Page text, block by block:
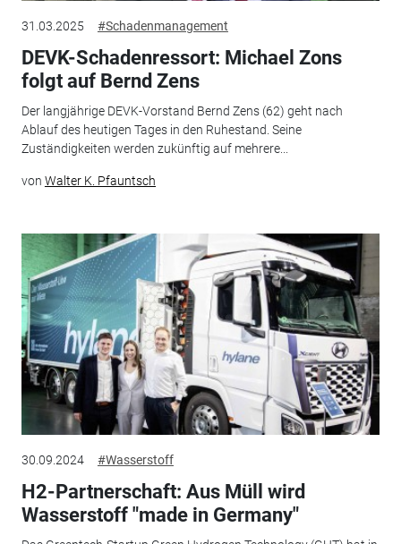
31.03.2025 #Schadenmanagement
DEVK-Schadenressort: Michael Zons
folgt auf Bernd Zens
Der langjährige DEVK-Vorstand Bernd Zens (62) geht nach
Ablauf des heutigen Tages in den Ruhestand. Seine
Zuständigkeiten werden zukünftig auf mehrere...
von Walter K. Pfauntsch
30.09.2024 #Wasserstoff
H2-Partnerschaft: Aus Müll wird
Wasserstoff "made in Germany"